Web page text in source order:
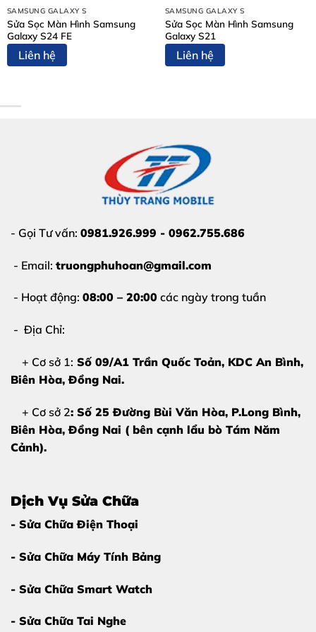
Lỗi lấy nét: Camera không thể lấy nét gần hoặc xa
dù bạn đã chạm vào màn hình để điều chỉnh.
Nếu gặp các tình trạng trên, việcthay camera iPhone
chiếc flagship này.
2. Nguyên nhân khiến camera iPhone 16
Dù được trang bị lớp kính sapphire bảo vệ, nhưng hệ
thống ống kính bên trong vẫn rất nhạy cảm với các tác
Rơi rớt, va đập mạnh:Đây là nguyên nhân phổ biến
nhất gây vỡ thấu kính hoặc đứt cáp camera bên
Ngấm nước:Dù có chuẩn chống nước, nhưng nếu
máy từng sửa chữa hoặc tiếp xúc với hóa chất, nước
trường có nhiệt độ quá cao hoặc quá nhiều bụi bẩn
SAMSUNG GALAXY S
Sửa Sọc Màn Hình Samsung
Galaxy S24 FE
Liên hệ
SAMSUNG GALAXY S
Sửa Sọc Màn Hình Samsung
Galaxy S21
Liên hệ
- Gọi Tư vấn: 0981.926.999 - 0962.755.686
- Email: truongphuhoan@gmail.com
- Hoạt động: 08:00 – 20:00 các ngày trong tuần
- Địa Chỉ:
+ Cơ sở 1: Số 09/A1 Trần Quốc Toản, KDC An Bình,
Biên Hòa, Đồng Nai.
+ Cơ sở 2: Số 25 Đường Bùi Văn Hòa, P.Long Bình,
Biên Hòa, Đồng Nai ( bên cạnh lẩu bò Tám Năm
Cảnh).
Dịch Vụ Sửa Chữa
- Sửa Chữa Điện Thoại
- Sửa Chữa Máy Tính Bảng
- Sửa Chữa Smart Watch
- Sửa Chữa Tai Nghe